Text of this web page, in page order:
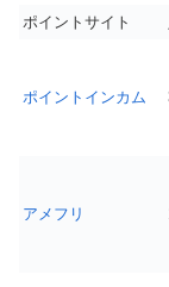
ポイントサイト
ポイントインカム
アメフリ